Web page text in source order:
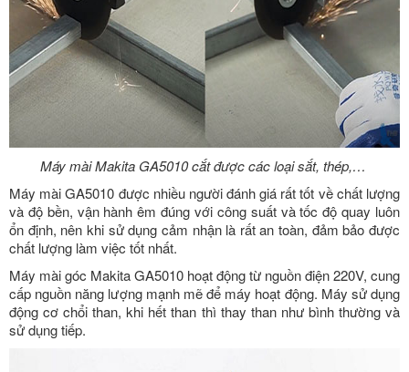
Máy mài Makita GA5010 cắt được các loại sắt, thép,…
Máy mài GA5010 được nhiều người đánh giá rất tốt về chất lượng
và độ bền, vận hành êm đúng với công suất và tốc độ quay luôn
ổn định, nên khi sử dụng cảm nhận là rất an toàn, đảm bảo được
chất lượng làm việc tốt nhất.
Máy mài góc Makita GA5010 hoạt động từ nguồn điện 220V, cung
cấp nguồn năng lượng mạnh mẽ để máy hoạt động. Máy sử dụng
động cơ chổi than, khi hết than thì thay than như bình thường và
sử dụng tiếp.